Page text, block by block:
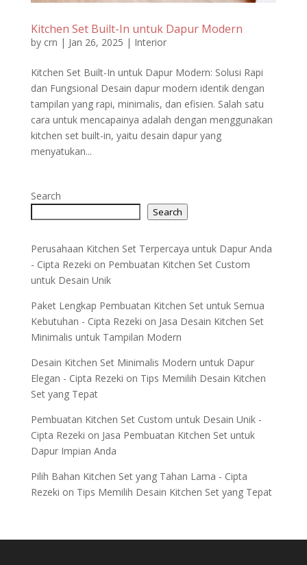
Kitchen Set Built-In untuk Dapur Modern
by crn | Jan 26, 2025 | Interior
Kitchen Set Built-In untuk Dapur Modern: Solusi Rapi
dan Fungsional Desain dapur modern identik dengan
tampilan yang rapi, minimalis, dan efisien. Salah satu
cara untuk mencapainya adalah dengan menggunakan
kitchen set built-in, yaitu desain dapur yang
menyatukan...
Search
Search
Perusahaan Kitchen Set Terpercaya untuk Dapur Anda
- Cipta Rezeki on Pembuatan Kitchen Set Custom
untuk Desain Unik
Paket Lengkap Pembuatan Kitchen Set untuk Semua
Kebutuhan - Cipta Rezeki on Jasa Desain Kitchen Set
Minimalis untuk Tampilan Modern
Desain Kitchen Set Minimalis Modern untuk Dapur
Elegan - Cipta Rezeki on Tips Memilih Desain Kitchen
Set yang Tepat
Pembuatan Kitchen Set Custom untuk Desain Unik -
Cipta Rezeki on Jasa Pembuatan Kitchen Set untuk
Dapur Impian Anda
Pilih Bahan Kitchen Set yang Tahan Lama - Cipta
Rezeki on Tips Memilih Desain Kitchen Set yang Tepat